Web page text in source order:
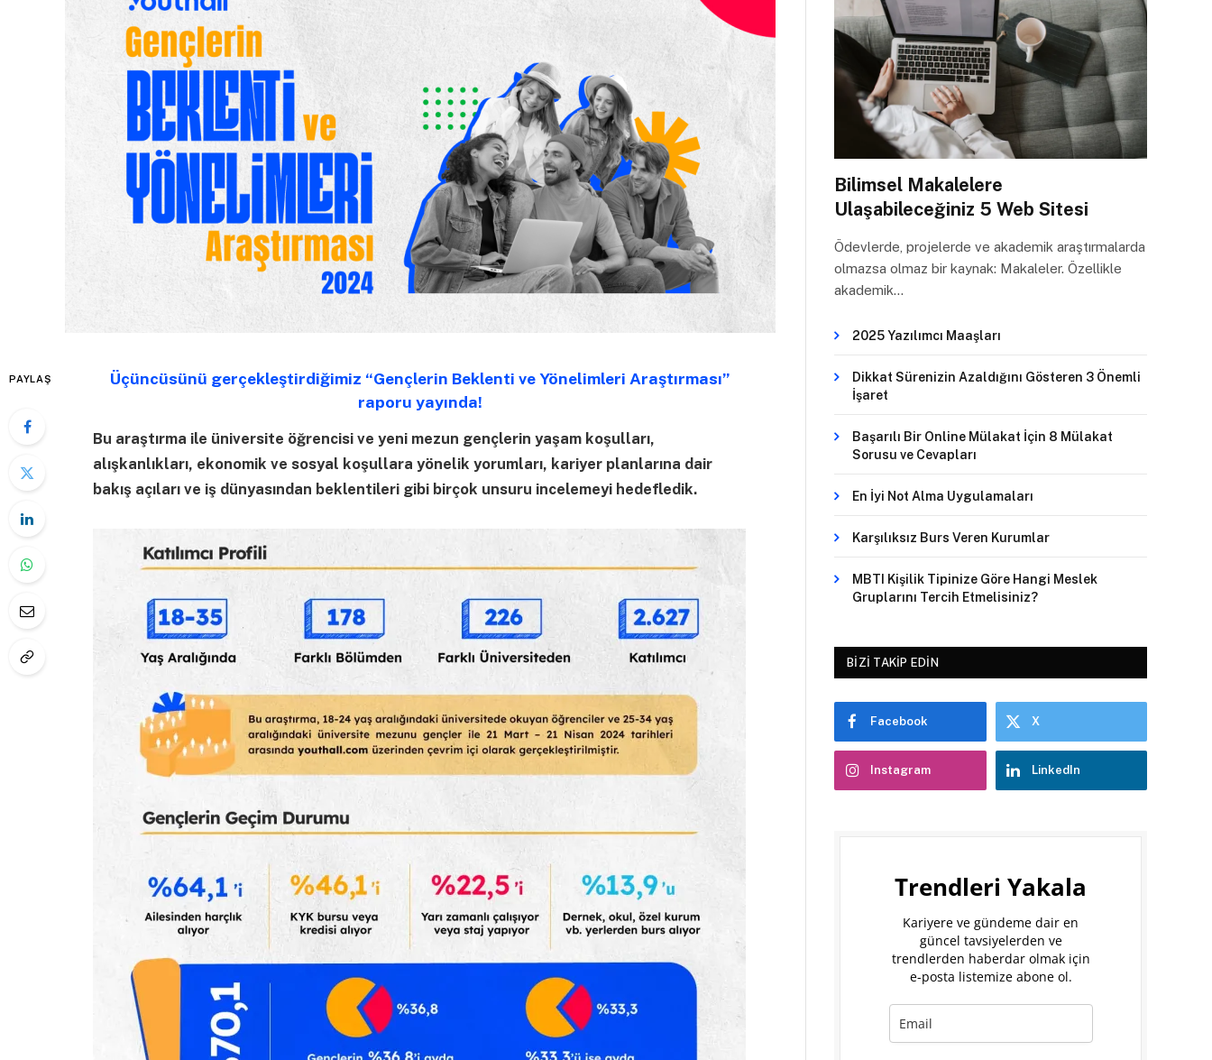
PAYLAŞ
Üçüncüsünü gerçekleştirdiğimiz “Gençlerin Beklenti ve Yönelimleri Araştırması”
raporu yayında!
Bu araştırma ile üniversite öğrencisi ve yeni mezun gençlerin yaşam koşulları,
alışkanlıkları, ekonomik ve sosyal koşullara yönelik yorumları, kariyer planlarına dair
bakış açıları ve iş dünyasından beklentileri gibi birçok unsuru incelemeyi hedefledik.
Bilimsel Makalelere
Ulaşabileceğiniz 5 Web Sitesi
Ödevlerde, projelerde ve akademik araştırmalarda
olmazsa olmaz bir kaynak: Makaleler. Özellikle
akademik…
2025 Yazılımcı Maaşları
Dikkat Sürenizin Azaldığını Gösteren 3 Önemli
İşaret
Başarılı Bir Online Mülakat İçin 8 Mülakat
Sorusu ve Cevapları
En İyi Not Alma Uygulamaları
Karşılıksız Burs Veren Kurumlar
MBTI Kişilik Tipinize Göre Hangi Meslek
Gruplarını Tercih Etmelisiniz?
BIZI TAKIP EDIN
Facebook X
Instagram LinkedIn
Trendleri Yakala
Kariyere ve gündeme dair en
güncel tavsiyelerden ve
trendlerden haberdar olmak için
e-posta listemize abone ol.